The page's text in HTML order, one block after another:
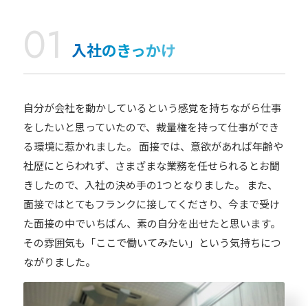
入社のきっかけ
自分が会社を動かしているという感覚を持ちながら仕事
をしたいと思っていたので、裁量権を持って仕事ができ
る環境に惹かれました。 面接では、意欲があれば年齢や
社歴にとらわれず、さまざまな業務を任せられるとお聞
きしたので、入社の決め手の1つとなりました。 また、
面接ではとてもフランクに接してくださり、今まで受け
た面接の中でいちばん、素の自分を出せたと思います。
その雰囲気も「ここで働いてみたい」という気持ちにつ
ながりました。